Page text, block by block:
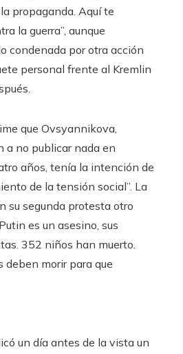
propaganda. Aquí te
la guerra”, aunque
condenada por otra acción
personal frente al Kremlin
que Ovsyannikova,
a no publicar nada en
años, tenía la intención de
de la tensión social”. La
su segunda protesta otro
es un asesino, sus
352 niños han muerto.
deben morir para que
un día antes de la vista un